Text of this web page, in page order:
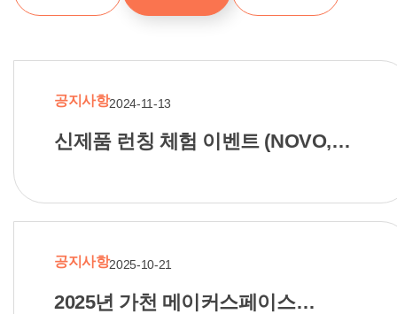
공지사항2024-11-13
신제품 런칭 체험 이벤트 (NOVO,
공지사항2025-10-21
2025년 가천 메이커스페이스